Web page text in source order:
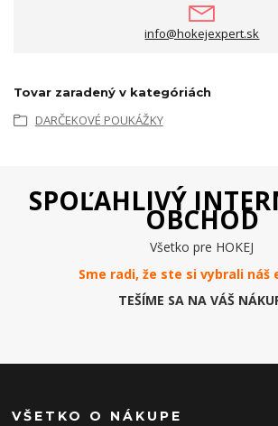
info@hokejexpert.sk
Tovar zaradený v kategóriách
DARČEKOVÉ POUKÁŽKY
SPOĽAHLIVÝ
OBCHOD
Všetko pre HOKEJ
Sme radi, že ste si vybrali náš
TEŠÍME SA NA VÁŠ
VŠETKO O NÁKUPE